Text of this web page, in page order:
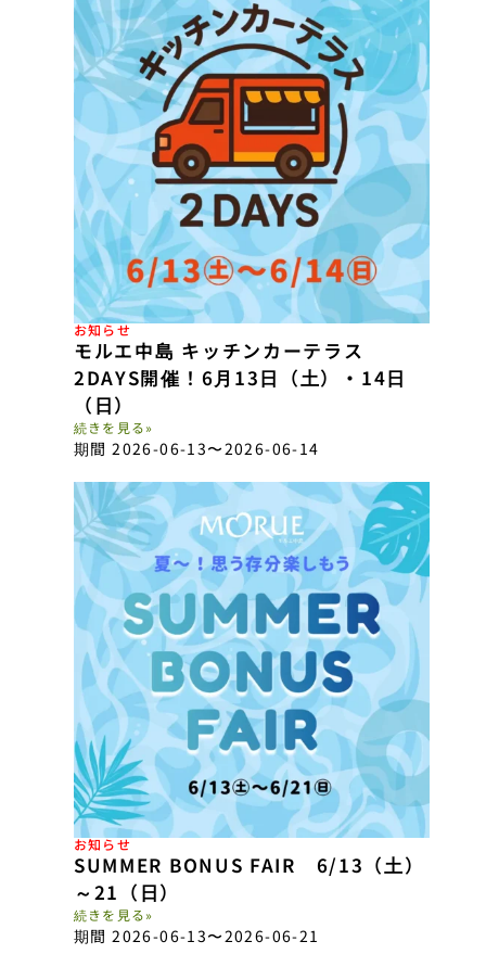
お知らせ
モルエ中島 キッチンカーテラス
2DAYS開催！6月13日（土）・14日
（日）
続きを見る»
期間 2026-06-13〜2026-06-14
お知らせ
SUMMER BONUS FAIR 6/13（土）
～21（日）
続きを見る»
期間 2026-06-13〜2026-06-21